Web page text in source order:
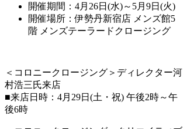
開催期間：4月26日(水)～5月9日(火)
開催場所：伊勢丹新宿店 メンズ館5
階 メンズテーラードクロージング
＜コロニークロージング＞ディレクター河
村浩三氏来店
■来店日時：4月29日(土・祝) 午後2時～午
後6時